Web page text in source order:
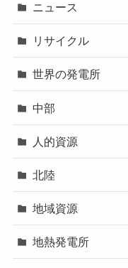
ニュース
リサイクル
世界の発電所
中部
人的資源
北陸
地域資源
地熱発電所